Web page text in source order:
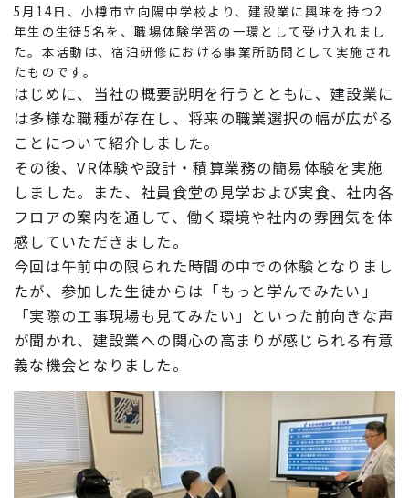
海外事業
NISEKO PROJECTS
閉じる
5月14日、小樽市立向陽中学校より、建設業に興味を持つ2
年生の生徒5名を、職場体験学習の一環として受け入れまし
た。本活動は、宿泊研修における事業所訪問として実施され
たものです。
はじめに、当社の概要説明を行うとともに、建設業に
は多様な職種が存在し、将来の職業選択の幅が広がる
ことについて紹介しました。
その後、VR体験や設計・積算業務の簡易体験を実施
しました。また、社員食堂の見学および実食、社内各
フロアの案内を通して、働く環境や社内の雰囲気を体
感していただきました。
今回は午前中の限られた時間の中での体験となりまし
たが、参加した生徒からは「もっと学んでみたい」
「実際の工事現場も見てみたい」といった前向きな声
が聞かれ、建設業への関心の高まりが感じられる有意
義な機会となりました。